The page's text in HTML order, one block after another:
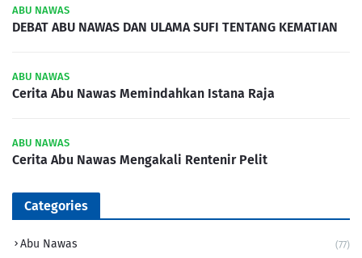
ABU NAWAS
DEBAT ABU NAWAS DAN ULAMA SUFI TENTANG KEMATIAN
ABU NAWAS
Cerita Abu Nawas Memindahkan Istana Raja
ABU NAWAS
Cerita Abu Nawas Mengakali Rentenir Pelit
Categories
Abu Nawas (77)